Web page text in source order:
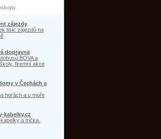
zájezdy
tisic zájezdů na
dopravna
BOVA a
firemní akce
v Čechách a
horách a u moře
kabelky.cz
a trička.